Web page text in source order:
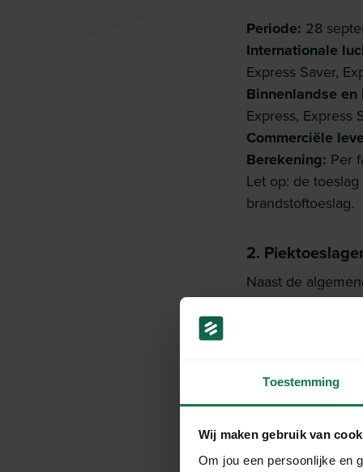
Toestemming
Wij maken gebruik van
Om jou een persoonlijke en
Periode: 28
Internationale
Express Saver,
Binnenlandse
Express, Express
Commerciële
Berekening: Per
Let op: de
brandstoftoeslag.
2.
Naast de
Onderhevig aan
3. Nieuwe